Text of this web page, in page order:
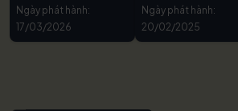
Ngày phát hành:
17/03/2026
Ngày phát hành:
20/02/2025